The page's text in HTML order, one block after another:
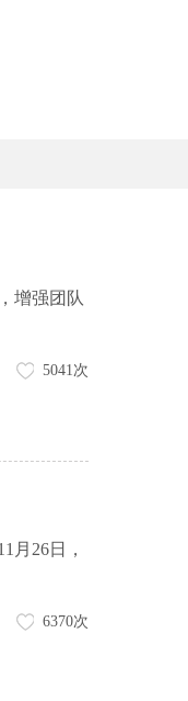
增强团队
5041次
26日，
6370次